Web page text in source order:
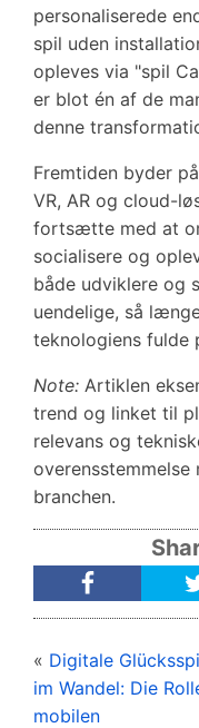
personaliserede
spil uden
opleves via "spil
er blot én af de
denne
Fremtiden byder
VR, AR og cloud-
fortsætte med at
socialisere og
både udviklere og
uendelige, så
teknologiens fulde
Note: Artiklen
trend og linket til
relevans og
branchen.
« Digitale
im Wandel: Die
mobilen